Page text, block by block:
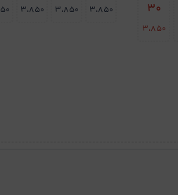
30
3،850
3،850 3،850 3،850